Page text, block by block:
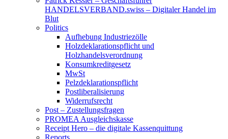
HANDELSVERBAND.swiss – Digitaler Handel im
Blut
Politics
Aufhebung Industriezölle
Holzdeklarationspflicht und
Holzhandelsverordnung
Konsumkreditgesetz
MwSt
Pelzdeklarationspflicht
Postliberalisierung
Widerrufsrecht
Post – Zustellungsfragen
PROMEA Ausgleichskasse
Receipt Hero – die digitale Kassenquittung